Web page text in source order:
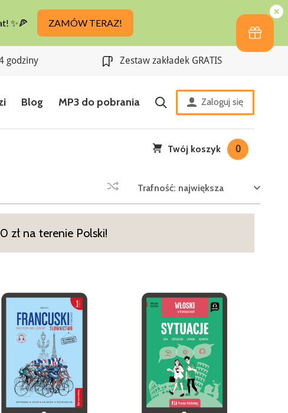
godziny Zestaw zakładek GRATIS
Blog MP3 do pobrania Zaloguj się
Twój koszyk 0
Trafność: największa
zł na terenie Polski!